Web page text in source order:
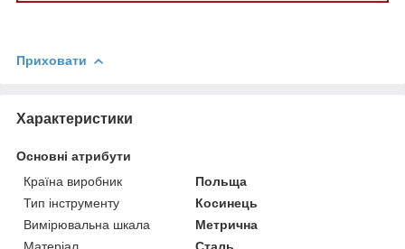
Приховати
Характеристики
Основні атрибути
Країна виробник
Польща
Тип інструменту
Косинець
Вимірювальна шкала
Метрична
Матеріал
Сталь